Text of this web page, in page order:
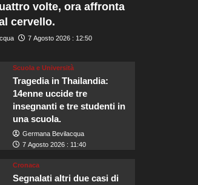
volte, ora affronta
cervello.
7 Agosto 2026 : 12:50
Scuola e Università
Tragedia in Thailandia:
14enne uccide tre
insegnanti e tre studenti in
una scuola.
Germana Bevilacqua
7 Agosto 2026 : 11:40
Cronaca
Segnalati altri due casi di